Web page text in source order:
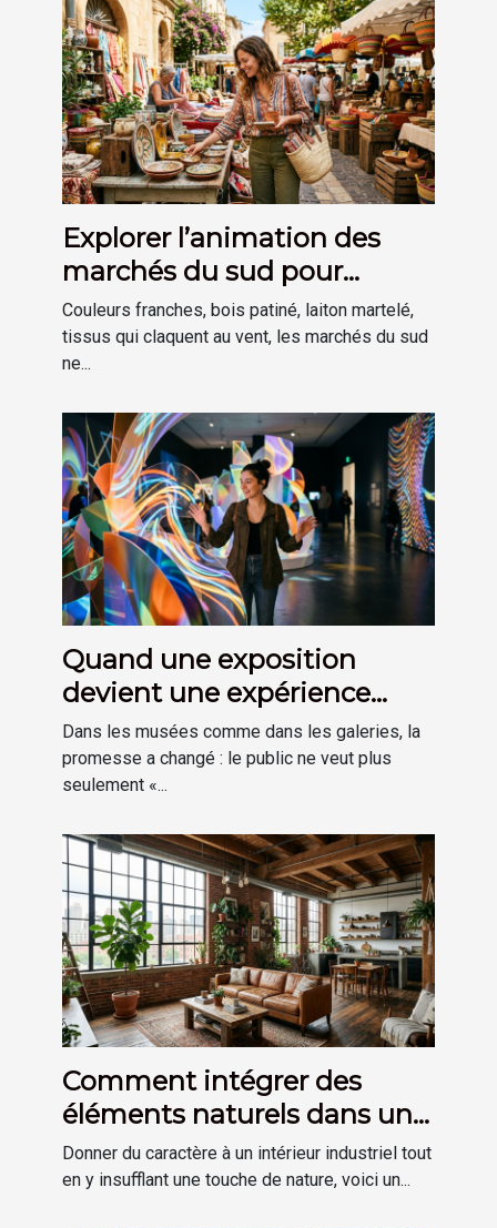
Explorer l’animation des
marchés du sud pour
inspirer sa déco
Couleurs franches, bois patiné, laiton martelé,
tissus qui claquent au vent, les marchés du sud
ne...
Quand une exposition
devient une expérience
plutôt qu’une visite
Dans les musées comme dans les galeries, la
promesse a changé : le public ne veut plus
seulement «...
Comment intégrer des
éléments naturels dans une
décoration de style
industriel ?
Donner du caractère à un intérieur industriel tout
en y insufflant une touche de nature, voici un...